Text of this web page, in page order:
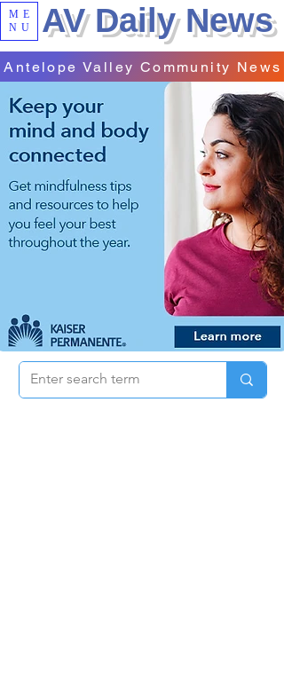
ME
NU
AV Daily News
Antelope Valley Community News